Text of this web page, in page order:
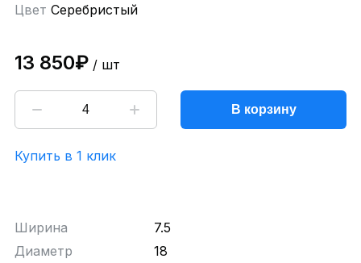
Цвет Серебристый
13 850₽/ шт
В корзину
Купить в 1 клик
Ширина
7.5
Диаметр
18